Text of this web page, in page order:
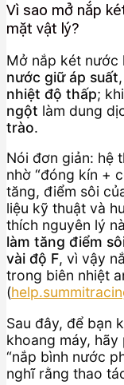
Vì sao mở nắp
mặt vật lý?
Mở nắp két nước
nước giữ áp suất
nhiệt độ thấp;
ngột làm dung
trào.
Nói đơn giản: hệ
nhờ “đóng kín +
tăng, điểm sôi
liệu kỹ thuật và
thích nguyên lý
làm tăng điểm
vài độ F, vì vậy
trong biên nhiệt
(
Sau đây, để bạn
khoang máy, hãy
“nắp bình nước
nghĩ rằng thao